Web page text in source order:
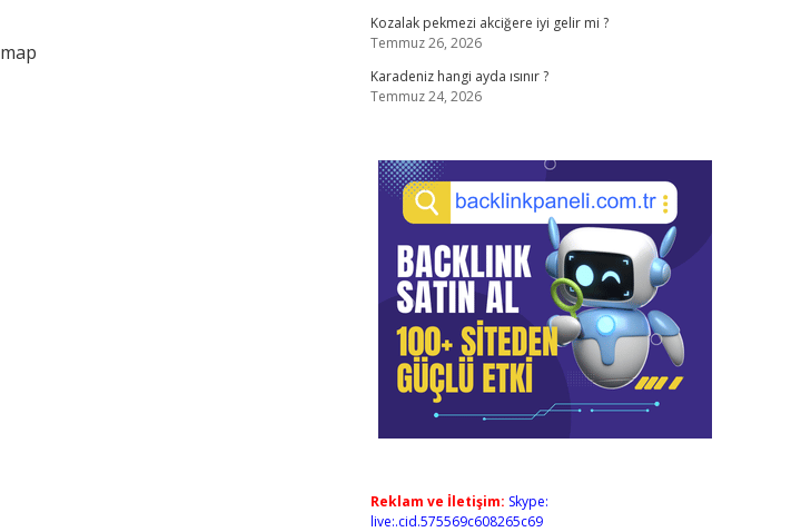
Kozalak pekmezi akciğere iyi gelir mi ?
Temmuz 26, 2026
Karadeniz hangi ayda ısınır ?
Temmuz 24, 2026
Reklam ve İletişim: Skype:
live:.cid.575569c608265c69